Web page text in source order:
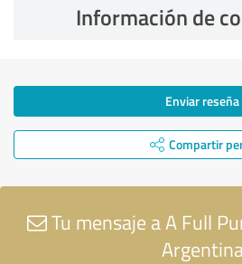
Información de
Enviar reseña
Compartir
Tu mensaje a A Full